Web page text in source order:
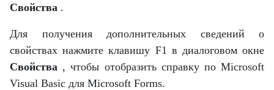
Свойства .
Для получения дополнительных сведений о
свойствах нажмите клавишу F1 в диалоговом окне
Свойства , чтобы отобразить справку по Microsoft
Visual Basic для Microsoft Forms.